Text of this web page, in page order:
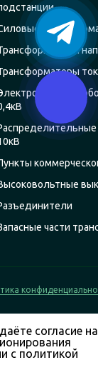
части
согласие на
с политикой